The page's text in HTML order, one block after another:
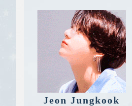
Jeon Jungkook